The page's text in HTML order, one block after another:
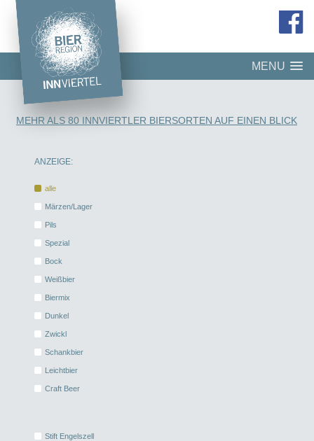
MENU
MEHR ALS 80 INNVIERTLER BIERSORTEN AUF EINEN BLICK
ANZEIGE:
alle
Märzen/Lager
Pils
Spezial
Bock
Weißbier
Biermix
Dunkel
Zwickl
Schankbier
Leichtbier
Craft Beer
Stift Engelszell